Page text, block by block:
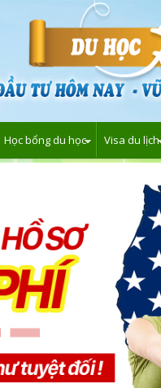
Học bổng du học Visa du lịch